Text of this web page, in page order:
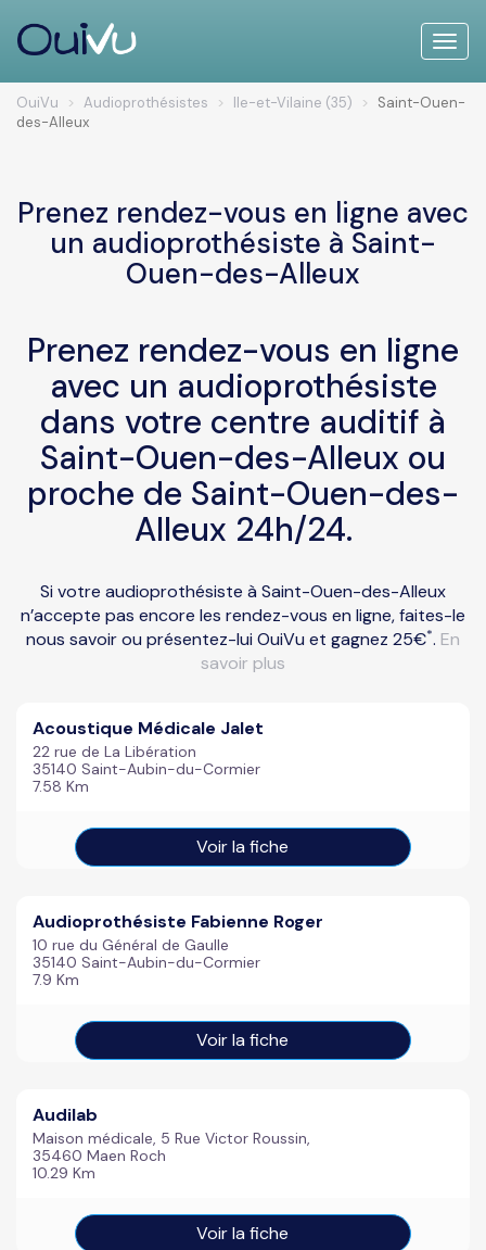
Toggle
OuiVu Audioprothésistes Ile-et-Vilaine (35)
Saint-Ouen-
des-Alleux
Prenez rendez-vous en ligne avec
un audioprothésiste à Saint-
Ouen-des-Alleux
Prenez rendez-vous en ligne
avec un audioprothésiste
dans votre centre auditif à
Saint-Ouen-des-Alleux ou
proche de Saint-Ouen-des-
Alleux 24h/24.
Si votre audioprothésiste à Saint-Ouen-des-Alleux
n’accepte pas encore les rendez-vous en ligne, faites-le
nous savoir ou présentez-lui OuiVu et gagnez 25€*. En
savoir plus
Acoustique Médicale Jalet
22 rue de La Libération
35140 Saint-Aubin-du-Cormier
7.58 Km
Voir la fiche
Audioprothésiste Fabienne Roger
10 rue du Général de Gaulle
35140 Saint-Aubin-du-Cormier
7.9 Km
Voir la fiche
Audilab
Maison médicale, 5 Rue Victor Roussin,
35460 Maen Roch
10.29 Km
Voir la fiche